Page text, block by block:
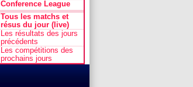
Conference League
Tous les matchs et
résus du jour (live)
Les résultats des jours
précédents
Les compétitions des
prochains jours